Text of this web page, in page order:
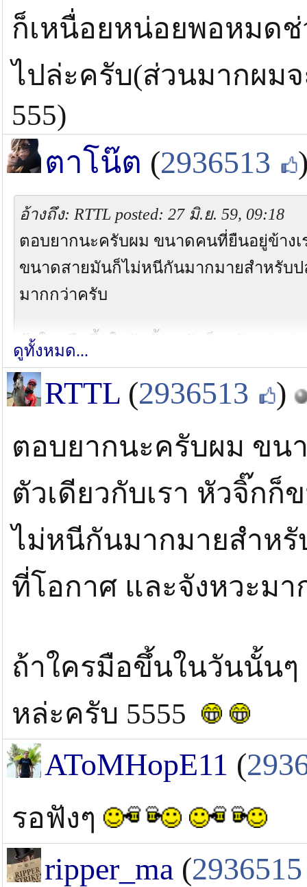
ก็เหนื่อยหน่อยพอหมด
ไปล่ะครับ(ส่วนมากผม
555)
ตาโน๊ต (2936513
อ้างถึง: RTTL posted: 27 มิ.ย. 59, 09:18
ตอบยากนะครับผม ขนาดคนที่ยืนอยู่ข้างเ
ขนาดสายมันก็ไม่หนีกันมากมายสำหรับป
มากกว่าครับ
ถ้าใครมือขึ้นในวันนั้นๆ มันก็จะกัดอยู่แ
อันนี้เรื่องจริง 100 % ไม่มีนักตกปลาบุฟเ
กิง ตีกิง ตีกรอแบบโง่ ๆ ก็กิง..........อีกราย
ดูทั้งหมด...
RTTL (2936513 )
ตอบยากนะครับผม ขน
ตัวเดียวกับเรา หัวจิ๊ก
ไม่หนีกันมากมายสำหรั
ที่โอกาศ และจังหวะมา
ถ้าใครมือขึ้นในวันนั้น
หล่ะครับ 5555
AToMHopE11 (
รอฟังๆ
ripper_ma (2936515